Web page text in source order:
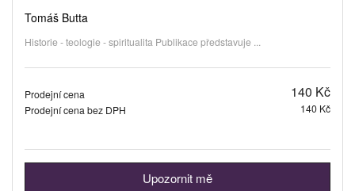
Tomáš Butta
Historie - teologie - spiritualita Publikace představuje ...
Prodejní cena 140 Kč
Prodejní cena bez DPH 140 Kč
Upozornit mě